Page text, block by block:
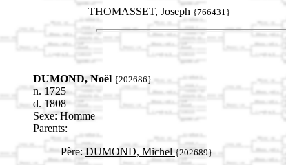
THOMASSET, Joseph {766431}
DUMOND, Noël {202686}
n. 1725
d. 1808
Sexe: Homme
Parents:
Père: DUMOND, Michel{202689}